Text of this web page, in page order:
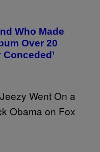
Who Made
Over 20
Conceded’